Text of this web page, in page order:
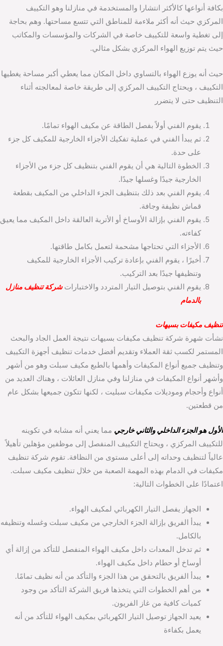
بكافة أنواعها كالأكثر انتشارا والمستخدمة في منازلنا وهو التكييف
المركزي حيث أنه أكثر ملاءمة للمناطق التي تتسع مساحتها. وهم بحاجة
إلى تغطية واسعة للتكييف خاصة في الشركات والمؤسسات والمكاتب
حيث يتم توزيع الهواء المركزي بشكل مثالي.
حيث أنه يوزع الهواء بالتساوي داخل المكان مما يعطي أكبر مساحة يغطيها
التكييف ، ويحتاج التكييف المركزي إلى طريقة خاصة لمعالجته أثناء
التنظيف حتى لا يتضرر
يقوم الفني أولاً بفصل الطاقة عن مكيف الهواء تمامًا.
ثم يبدأ الفني في عملية تفكيك الأجزاء الخارجية للمكيف كل جزء
على حدة.
الخطوة التالية هي أن يقوم الفني بتنظيف كل جزء من الأجزاء
الخارجية جيدًا وغسلها جيدًا.
يقوم الفني بعد ذلك بتنظيف الجزء الداخلي من المكيف بقطعة
قماش نظيفة وجافة.
يقوم الفني بإزالة الأوساخ أو الأتربة العالقة داخل المكيف مما يعيق
كفاءته.
الأجزاء التي تحتاجها مشحمة لتعمل بكامل طاقتها.
أخيرًا ، يقوم الفني بإعادة تركيب الأجزاء الخارجية للمكيف
وتنظيفها جيدًا بعد التركيب.
يقوم الفني بتوصيل التيار المتردد والاختباراتشركة تنظيف منازل
بالدمام
تنظيف مكيفات بسيهات
نشأت شهرة شركة تنظيف مكيفات بسيهات نتيجة العمل الجاد والبحث
المستمر لكسب ثقة العملاء وتقديم أفضل خدمات تنظيف أجهزة التكييف
وتنظيف جميع أنواع المكيفات وأهمها بالطبع مكيف سبلت وهو من أشهر
وأشهر أنواع المكيفات في منازلنا وفي منازل العائلات ، وهناك العديد من
أنواع وأحجام وموديلات مكيفات سبليت ، لكنها تتكون جميعها بشكل عام
من قطعتين.
الأول هو الجزء الداخلي والثاني خارجي مما يعني أنه مشابه في تكوينه
للتكييف المركزي ، ويحتاج التكييف المنفصل إلى موظفين مؤهلين تأهيلاً
عالياً لتنظيف وحداته إلى أعلى مستوى من النظافة. تقوم شركة تنظيف
مكيفات في الدمام بهذه المهمة الصعبة من خلال تنظيف مكيف سبلت.
اعتمادًا على الخطوات التالية:
الجهاز يفصل التيار الكهربائي لمكيف الهواء.
يبدأ الفريق بإزالة الجزء الخارجي من مكيف سبلت وغسله وتنظيفه
بالكامل.
ثم تدخل المعدات داخل مكيف الهواء المنفصل للتأكد من إزالة أي
أوساخ أو حطام داخل مكيف الهواء.
يبدأ الفريق بالتحقق من هذا الجزء والتأكد من أنه نظيف تمامًا.
من أهم الخطوات التي يتخذها فريق الشركة التأكد من وجود
كميات كافية من غاز الفريون.
يعيد الجهاز توصيل التيار الكهربائي بمكيف الهواء للتأكد من أنه
يعمل بكفاءة